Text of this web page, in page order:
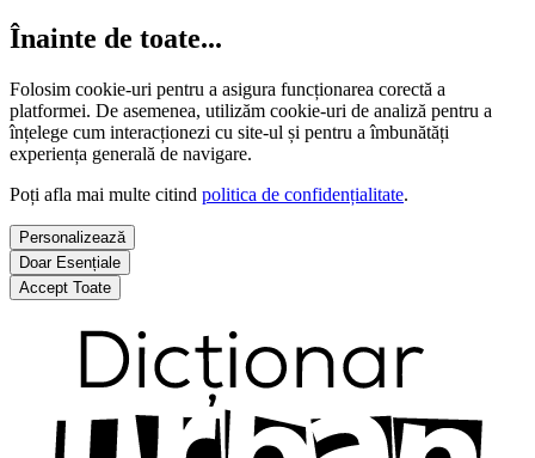
Înainte de toate...
Folosim cookie-uri pentru a asigura funcționarea corectă a
platformei. De asemenea, utilizăm cookie-uri de analiză pentru a
înțelege cum interacționezi cu site-ul și pentru a îmbunătăți
experiența generală de navigare.
Poți afla mai multe citind politica de confidențialitate.
Personalizează
Doar Esențiale
Accept Toate